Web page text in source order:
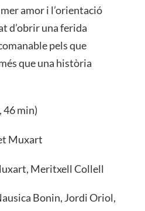
amor i l’orientació
d’obrir una ferida
pels que
que una història
46 min)
Muxart
Meritxell Collell
Bonin, Jordi Oriol,